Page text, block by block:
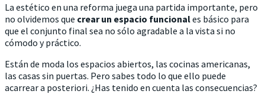
La estético en una reforma juega una partida importante, pero
no olvidemos que crear un espacio funcionales básico para
que el conjunto final sea no sólo agradable a la vista si no
cómodo y práctico.
Están de moda los espacios abiertos, las cocinas americanas,
las casas sin puertas. Pero sabes todo lo que ello puede
acarrear a posteriori. ¿Has tenido en cuenta las consecuencias?